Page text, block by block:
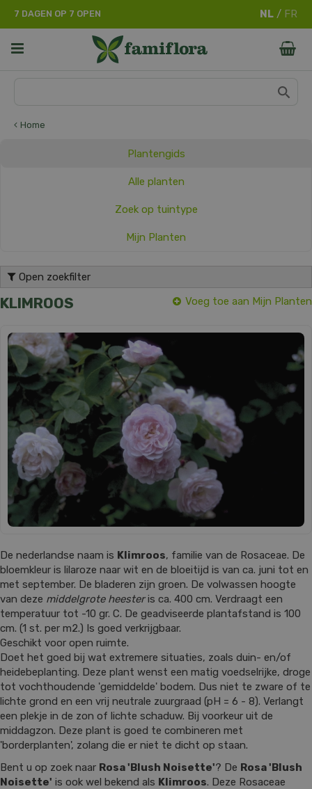
Home
7 DAGEN OP 7 OPEN
Plantengids
Alle planten
Zoek op tuintype
Mijn Planten
Open zoekfilter
KLIMROOS Voeg toe aan Mijn Planten
De nederlandse naam is Klimroos, familie van de Rosaceae. De
bloemkleur is lilaroze naar wit en de bloeitijd is van ca. juni tot en
met september. De bladeren zijn groen. De volwassen hoogte
van deze middelgrote heesteris ca. 400 cm. Verdraagt een
temperatuur tot -10 gr. C. De geadviseerde plantafstand is 100
cm. (1 st. per m2.) Is goed verkrijgbaar.
Geschikt voor open ruimte.
Doet het goed bij wat extremere situaties, zoals duin- en/of
heidebeplanting. Deze plant wenst een matig voedselrijke, droge
tot vochthoudende 'gemiddelde' bodem. Dus niet te zware of te
lichte grond en een vrij neutrale zuurgraad (pH = 6 - 8). Verlangt
een plekje in de zon of lichte schaduw. Bij voorkeur uit de
middagzon. Deze plant is goed te combineren met
'borderplanten', zolang die er niet te dicht op staan.
Bent u op zoek naar Rosa 'Blush Noisette'? De Rosa 'Blush
Noisette' is ook wel bekend als Klimroos. Deze Rosaceae